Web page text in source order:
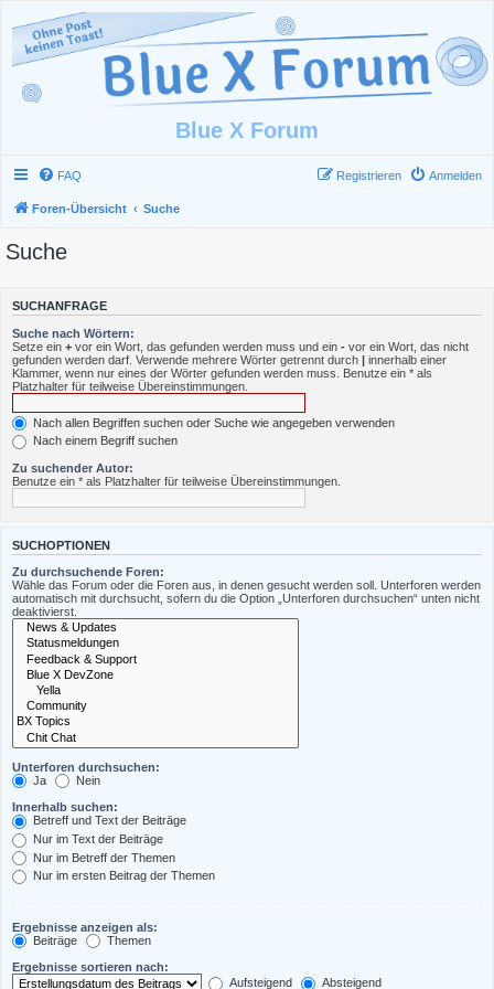
Blue X Forum
FAQ Anmelden
Registrieren
Foren-Übersicht Suche
Suche
SUCHANFRAGE
Suche nach Wörtern:
Setze ein + vor ein Wort, das gefunden werden muss und ein - vor ein Wort, das nicht
gefunden werden darf. Verwende mehrere Wörter getrennt durch | innerhalb einer
Klammer, wenn nur eines der Wörter gefunden werden muss. Benutze ein * als
Platzhalter für teilweise Übereinstimmungen.
Nach allen Begriffen suchen oder Suche wie angegeben verwenden
Nach einem Begriff suchen
Zu suchender Autor:
Benutze ein * als Platzhalter für teilweise Übereinstimmungen.
SUCHOPTIONEN
Zu durchsuchende Foren:
Wähle das Forum oder die Foren aus, in denen gesucht werden soll. Unterforen werden
automatisch mit durchsucht, sofern du die Option „Unterforen durchsuchen“ unten nicht
deaktivierst.
Unterforen durchsuchen:
Ja
Nein
Innerhalb suchen:
Betreff und Text der Beiträge
Nur im Text der Beiträge
Nur im Betreff der Themen
Nur im ersten Beitrag der Themen
Ergebnisse anzeigen als:
Beiträge
Themen
Ergebnisse sortieren nach:
Aufsteigend
Absteigend